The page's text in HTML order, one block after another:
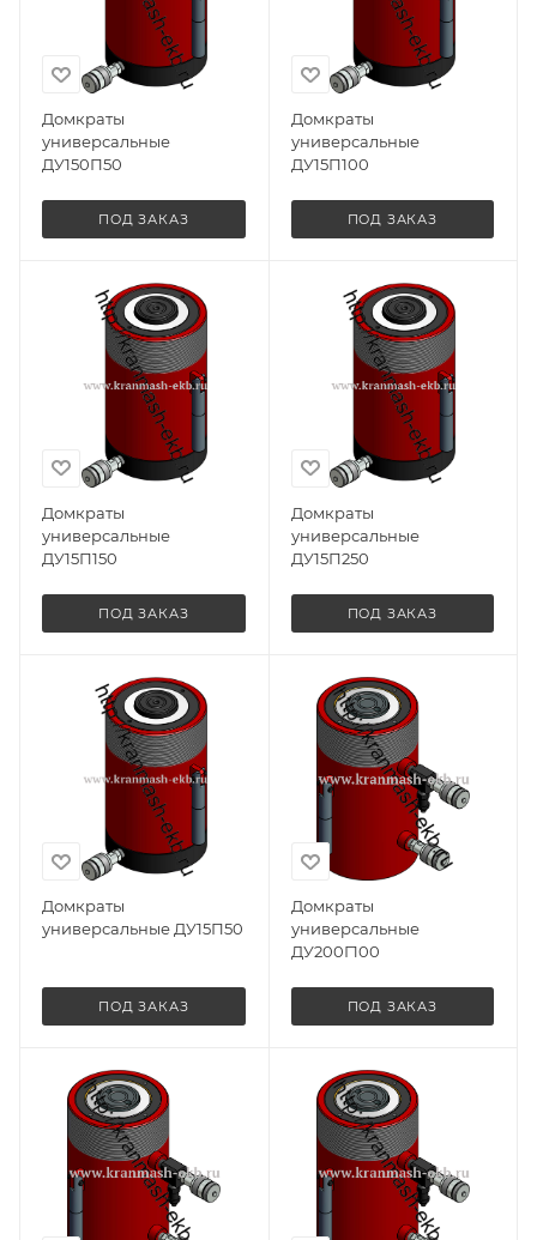
Домкраты
универсальные
ДУ150П50
ПОД ЗАКАЗ
Домкраты
универсальные
ДУ15П100
ПОД ЗАКАЗ
Домкраты
универсальные
ДУ15П150
ПОД ЗАКАЗ
Домкраты
универсальные
ДУ15П250
ПОД ЗАКАЗ
Домкраты
универсальные ДУ15П50
ПОД ЗАКАЗ
Домкраты
универсальные
ДУ200Г100
ПОД ЗАКАЗ